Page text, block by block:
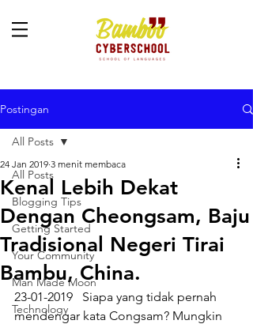
Postingan
All Posts
Blogging Tips
Getting Started
Your Community
Man Made Moon
Technology
All Posts
Kenal Lebih Dekat
Dengan Cheongsam, Baju
Tradisional Negeri Tirai
Bambu, China.
24 Jan 2019 3 menit membaca
23-01-2019   Siapa yang tidak pernah
mendengar kata Congsam? Mungkin